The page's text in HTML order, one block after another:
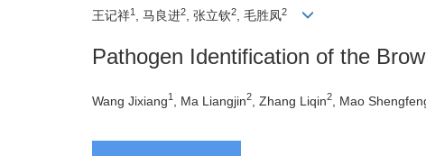
王记祥1 , 马良进2 , 张立钦2 , 毛胜凤2
Pathogen Identification of the
Wang Jixiang1 , Ma Liangjin2 , Zhang Liqin2 , Mao